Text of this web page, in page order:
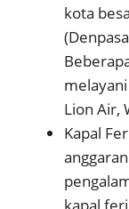
kota
Lion Air,
Kapal
kapal